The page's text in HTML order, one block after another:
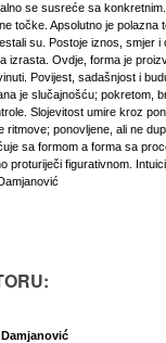
se susreće sa
točke. Apsolutno je polazna
su. Postoje iznos, smjer i
izrasta. Ovdje, forma je
Povijest, sadašnjost i
je slučajnošću; pokretom,
Slojevitost umire kroz
ritmove; ponovljene, ali ne
sa formom a forma sa
proturiječi figurativnom.